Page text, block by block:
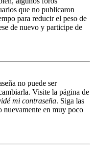
que no publicaron
para reducir el peso de
de nuevo y participe de
no puede ser
Visite la página de
mi contraseña. Siga las
nuevamente en muy poco